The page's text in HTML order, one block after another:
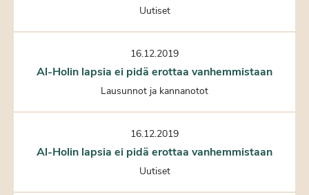
Uutiset
16.12.2019
Al-Holin lapsia ei pidä erottaa vanhemmistaan
Lausunnot ja kannanotot
16.12.2019
Al-Holin lapsia ei pidä erottaa vanhemmistaan
Uutiset